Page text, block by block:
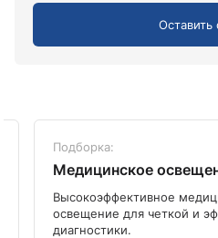
Оставить
Подборка:
Медицинское
Высокоэффективное
освещение для четкой и
диагностики.